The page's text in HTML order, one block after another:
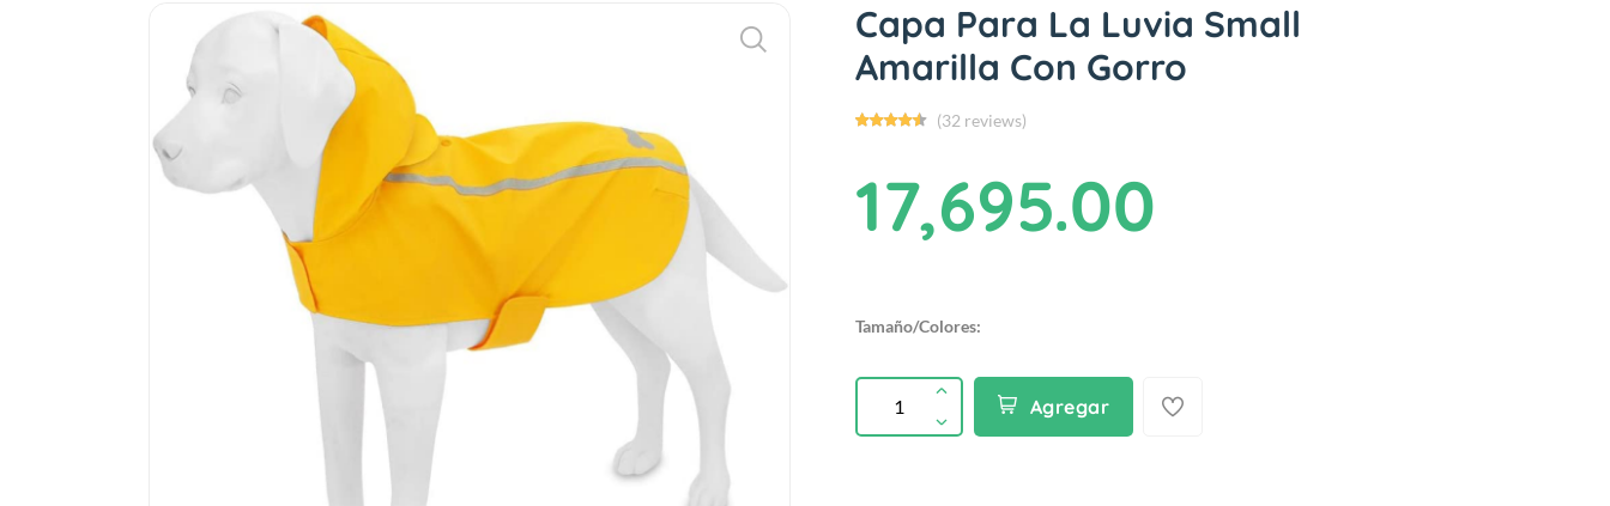
Capa Para La Luvia Small
Amarilla Con Gorro
(32 reviews)
17,695.00
Tamaño/Colores:
Agregar